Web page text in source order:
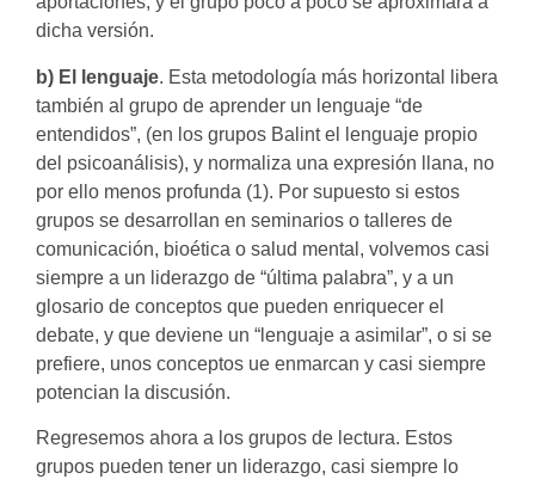
dicha versión.
b) El lenguaje. Esta metodología más horizontal libera
también al grupo de aprender un lenguaje “de
entendidos”, (en los grupos Balint el lenguaje propio
del psicoanálisis), y normaliza una expresión llana, no
por ello menos profunda (1). Por supuesto si estos
grupos se desarrollan en seminarios o talleres de
comunicación, bioética o salud mental, volvemos casi
siempre a un liderazgo de “última palabra”, y a un
glosario de conceptos que pueden enriquecer el
debate, y que deviene un “lenguaje a asimilar”, o si se
prefiere, unos conceptos ue enmarcan y casi siempre
potencian la discusión.
Regresemos ahora a los grupos de lectura. Estos
grupos pueden tener un liderazgo, casi siempre lo